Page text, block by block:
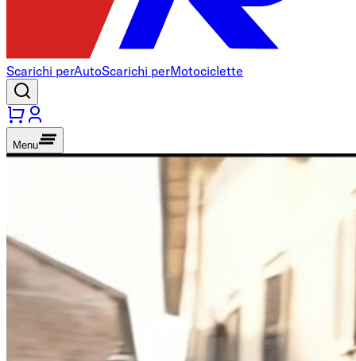
Scarichi perAutoScarichi perMotociclette
Menu